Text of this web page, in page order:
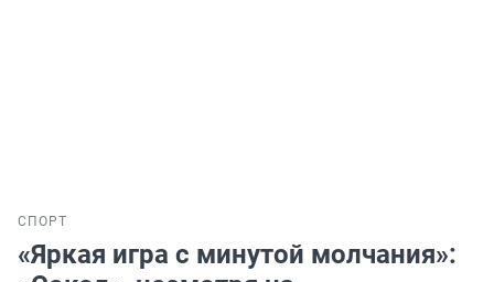
СПОРТ
«Яркая игра с минутой молчания»: